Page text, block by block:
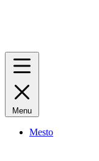
Menu
Mesto